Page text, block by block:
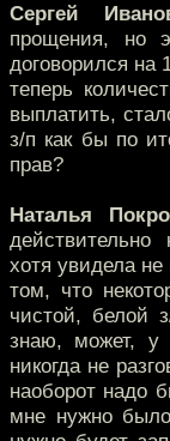
Сергей
прощения, но
договорился на
теперь
выплатить,
з/п как бы по
прав?
Наталья
хотя увидела
том, что
чистой, белой
знаю, может, у
никогда не
наоборот надо
мне нужно